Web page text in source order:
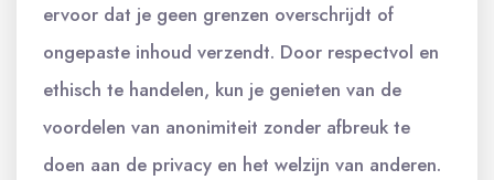
ervoor dat je geen grenzen overschrijdt of
ongepaste inhoud verzendt. Door respectvol en
ethisch te handelen, kun je genieten van de
voordelen van anonimiteit zonder afbreuk te
doen aan de privacy en het welzijn van anderen.